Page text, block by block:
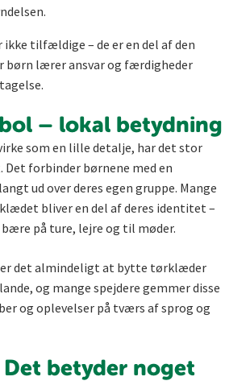
ikke tilfældige – de er en del af den
børn lærer ansvar og færdigheder
– lokal betydning
som en lille detalje, har det stor
forbinder børnene med en
ud over deres egen gruppe. Mange
bliver en del af deres identitet –
på ture, lejre og til møder.
det almindeligt at bytte tørklæder
og mange spejdere gemmer disse
og oplevelser på tværs af sprog og
betyder noget